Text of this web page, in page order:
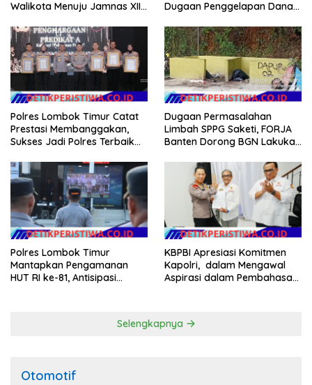
Walikota Menuju Jamnas XII
Dugaan Penggelapan Dana
Argomulyo Belitang Jaya
Hilang 3 Bulan Bawa
Anggaran Pembangunan
Polres Lombok Timur Catat
Prestasi Membanggakan,
Sukses Jadi Polres Terbaik
NTB
Dugaan Permasalahan
Limbah SPPG Saketi, FORJA
Banten Dorong BGN Lakukan
Polres Lombok Timur
Mantapkan Pengamanan
HUT RI ke-81, Antisipasi
KBPBI Apresiasi Komitmen
Kapolri, dalam Mengawal
Aspirasi dalam Pembahasan
Selengkapnya
Otomotif